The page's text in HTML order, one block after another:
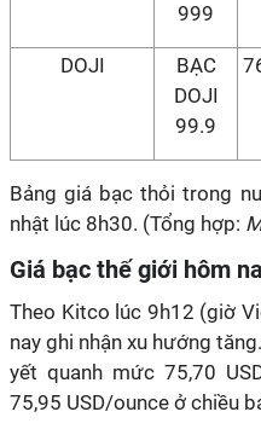
999
DOJI
BẠC
DOJI
99.9
Bảng giá bạc thỏi trong
nhật lúc 8h30. (Tổng hợp:
Giá bạc thế giới hôm
Theo Kitco lúc 9h12 (giờ
nay ghi nhận xu hướng
yết quanh mức 75,70
75,95 USD/ounce ở chiều